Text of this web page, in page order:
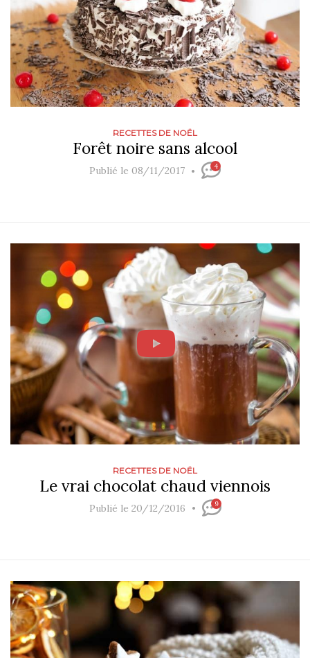
RECETTES DE NOËL
Forêt noire sans alcool
Publié le 08/11/2017 4
RECETTES DE NOËL
Le vrai chocolat chaud viennois
Publié le 20/12/2016 9